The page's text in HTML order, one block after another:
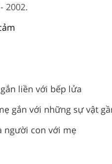
2002.
liền với bếp lửa
gắn với những sự vật
người con với mẹ